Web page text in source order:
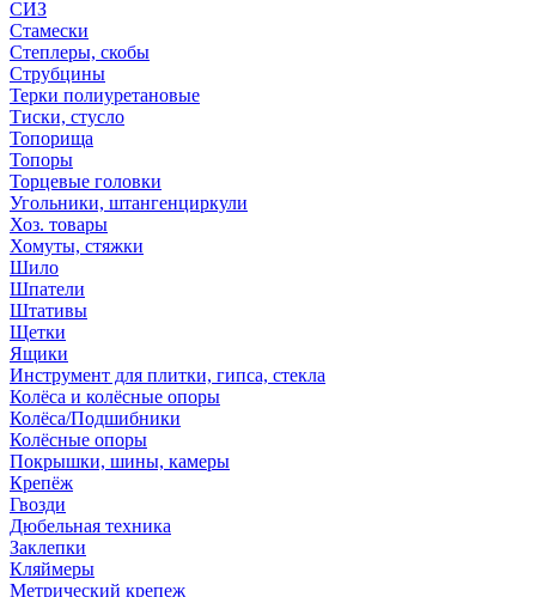
СИЗ
Стамески
Степлеры, скобы
Струбцины
Терки полиуретановые
Тиски, стусло
Топорища
Топоры
Торцевые головки
Угольники, штангенциркули
Хоз. товары
Хомуты, стяжки
Шило
Шпатели
Штативы
Щетки
Ящики
Инструмент для плитки, гипса, стекла
Колёса и колёсные опоры
Колёса/Подшибники
Колёсные опоры
Покрышки, шины, камеры
Крепёж
Гвозди
Дюбельная техника
Заклепки
Кляймеры
Метрический крепеж